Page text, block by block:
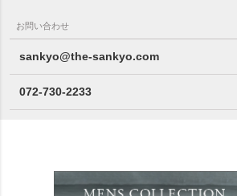
お問い合わせ
sankyo@the-sankyo.com
072-730-2233